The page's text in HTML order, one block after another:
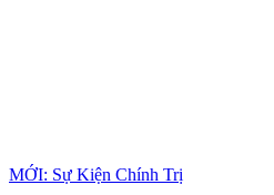
MỚI: Sự Kiện Chính Trị